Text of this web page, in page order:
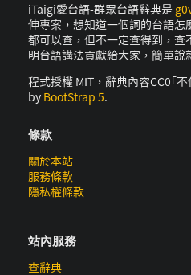
iTaigi愛台語-群眾台語辭典是
伸專案，想知道一個詞的台語
都可以查，但不一定查得到，
明台語講法貢獻給大家，簡單說
程式授權 MIT，辭典內容CC0｢
by BootStrap 5.
條款
關於本站
服務條款
隱私權條款
站內服務
查辭典